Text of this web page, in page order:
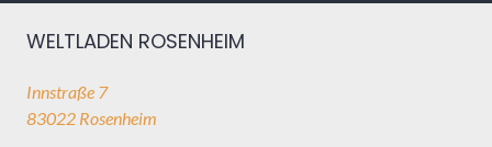
WELTLADEN ROSENHEIM
Innstraße 7
83022 Rosenheim